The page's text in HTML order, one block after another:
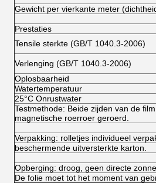
Gewicht per vierkante meter
Prestaties
Tensile sterkte (GB/T 1040.3-2006)
Verlenging (GB/T 1040.3-2006)
Oplosbaarheid
Watertemperatuur
25°C Onrustwater
Testmethode: Beide zijden van de
magnetische roerroer geroerd.
Verpakking: rolletjes individueel
beschermende uitversterkte karton.
Opberging: droog, geen directe
De folie moet tot het moment van